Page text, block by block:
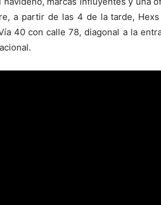
a partir de las 4 de la tarde,
40 con calle 78, diagonal a la